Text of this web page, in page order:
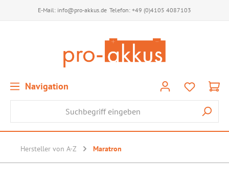
E-Mail: info@pro-akkus.de Telefon: +49 (0)4105 4087103
Navigation
Hersteller von A-Z Maratron